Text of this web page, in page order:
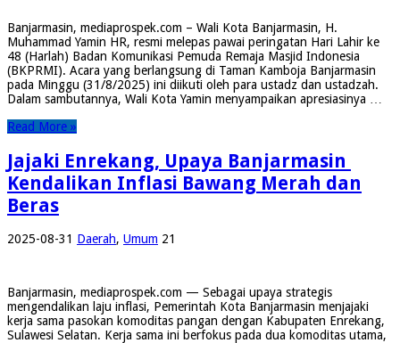
Banjarmasin, mediaprospek.com – Wali Kota Banjarmasin, H.
Muhammad Yamin HR, resmi melepas pawai peringatan Hari Lahir ke
48 (Harlah) Badan Komunikasi Pemuda Remaja Masjid Indonesia
(BKPRMI). Acara yang berlangsung di Taman Kamboja Banjarmasin
pada Minggu (31/8/2025) ini diikuti oleh para ustadz dan ustadzah.
Dalam sambutannya, Wali Kota Yamin menyampaikan apresiasinya …
Read More »
Jajaki Enrekang, Upaya Banjarmasin
Kendalikan Inflasi Bawang Merah dan
Beras
2025-08-31 Daerah, Umum 21
Banjarmasin, mediaprospek.com — Sebagai upaya strategis
mengendalikan laju inflasi, Pemerintah Kota Banjarmasin menjajaki
kerja sama pasokan komoditas pangan dengan Kabupaten Enrekang,
Sulawesi Selatan. Kerja sama ini berfokus pada dua komoditas utama,